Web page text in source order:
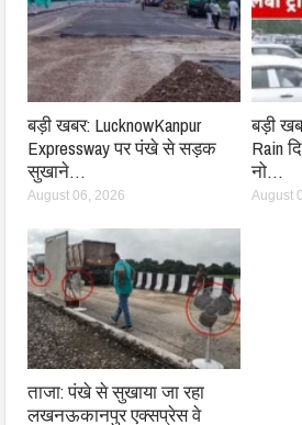
बड़ी खबर: LucknowKanpur
Expressway पर पंखे से सड़क
सुखाने…
August 06, 2026
बड़ी
Rain
नो…
August
ताजा: पंखे से सुखाया जा रहा
लखनऊकानपुर एक्सप्रेस वे